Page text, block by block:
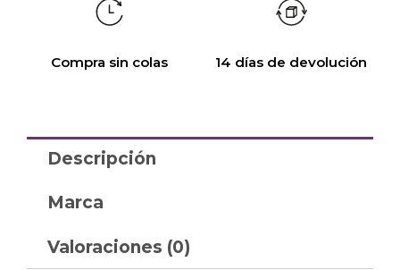
Compra sin colas 14 días de devolución
Descripción
Marca
Valoraciones (0)